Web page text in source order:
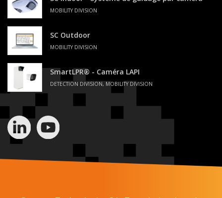
MOBILITY DIVISION
SC Outdoor
MOBILITY DIVISION
SmartLPR® - Caméra LAPI
DETECTION DIVISION, MOBILITY DIVISION